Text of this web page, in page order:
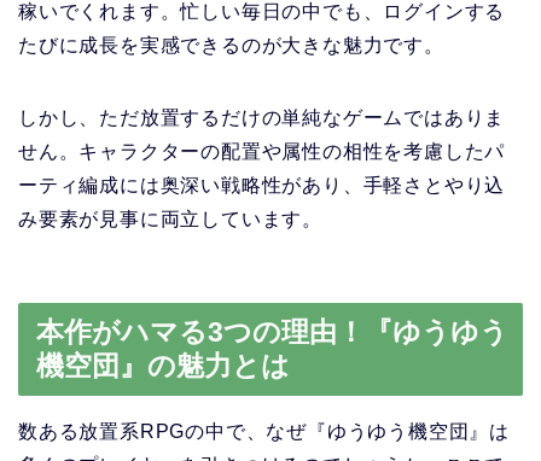
稼いでくれます。忙しい毎日の中でも、ログインする
たびに成長を実感できるのが大きな魅力です。
しかし、ただ放置するだけの単純なゲームではありま
せん。キャラクターの配置や属性の相性を考慮したパ
ーティ編成には奥深い戦略性があり、手軽さとやり込
み要素が見事に両立しています。
本作がハマる3つの理由！『ゆうゆう
機空団』の魅力とは
数ある放置系RPGの中で、なぜ『ゆうゆう機空団』は